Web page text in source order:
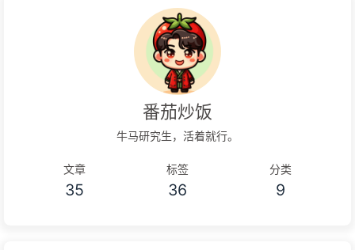
番茄炒饭
牛马研究生，活着就行。
文章
35
标签
36
分类
9